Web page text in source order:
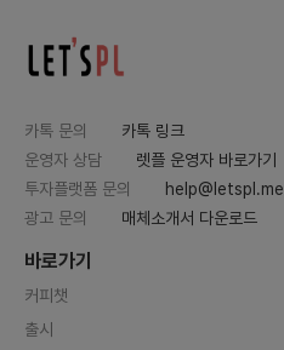
카톡 문의
카톡 링크
운영자 상담
렛플 운영자 바로가기
투자플랫폼 문의
help@letspl.me
광고 문의
매체소개서 다운로드
바로가기
커피챗
출시